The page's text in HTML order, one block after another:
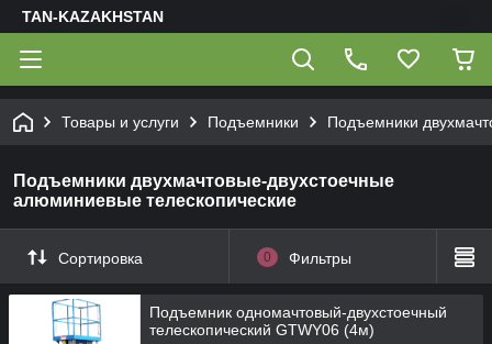
TAN-KAZAKHSTAN
Товары и услуги Подъемники Подъемники
Подъемники двухмачтовые-двухстоечные
алюминиевые телескопические
Сортировка 0 Фильтры
Подъемник одномачтовый-двухстоечный
телескопический GTWY06 (4м)